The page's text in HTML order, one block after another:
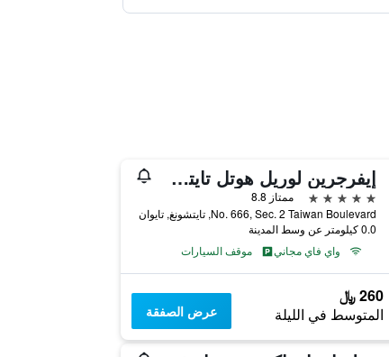
إيفرجرين لوريل هوتل تايتشونج
5 نجوم
ممتاز 8.8
No. 666, Sec. 2 Taiwan Boulevard, تايتشونغ, تايوان
0.0 كيلومتر عن وسط المدينة
واي فاي مجاني
موقف السيارات
260 ﷼
المتوسط في الليلة عرض الصفقة